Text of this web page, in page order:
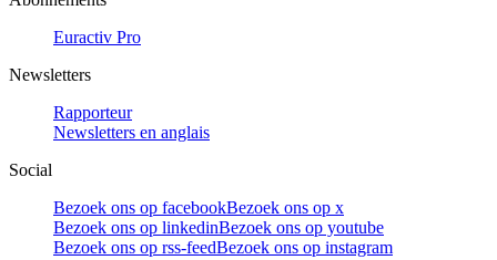
Euractiv Pro
Newsletters
Rapporteur
Newsletters en anglais
Social
Bezoek ons op facebookBezoek ons op x
Bezoek ons op linkedinBezoek ons op youtube
Bezoek ons op rss-feedBezoek ons op instagram